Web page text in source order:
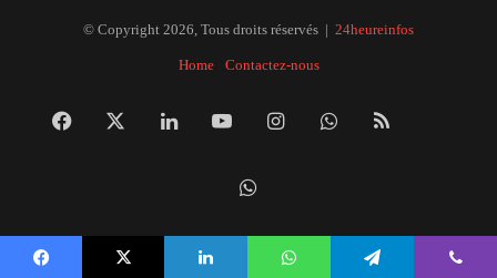
© Copyright 2026, Tous droits réservés | 24heureinfos
Home Contactez-nous
Facebook LinkedinYouTubeInstagramWhatsApp
RSS
la